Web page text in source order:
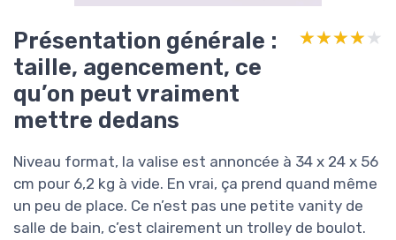
Présentation générale :
taille, agencement, ce
qu’on peut vraiment
mettre dedans
★★★★★
★★★★★
Niveau format, la valise est annoncée à 34 x 24 x 56
cm pour 6,2 kg à vide. En vrai, ça prend quand même
un peu de place. Ce n’est pas une petite vanity de
salle de bain, c’est clairement un trolley de boulot.